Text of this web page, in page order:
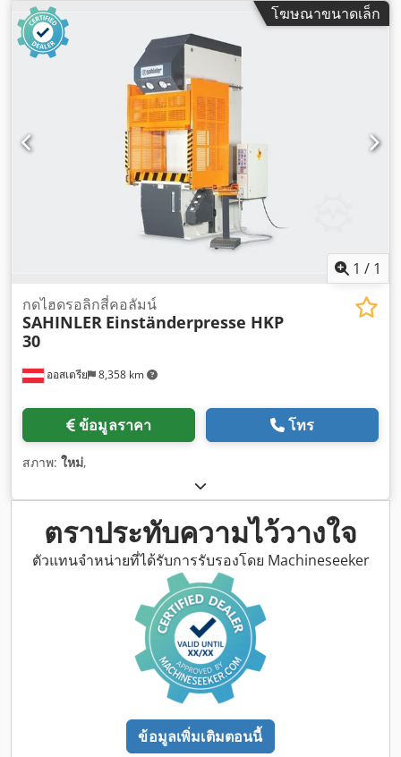
โฆษณาขนาดเล็ก
1 / 1
ออสเตรีย 8,358 km
กดไฮดรอลิกสี่คอลัมน์
SAHINLER Einständerpresse HKP
30
ข้อมูลราคา โทร
สภาพ: ใหม่,
ตราประทับความไว้วางใจ
ตัวแทนจำหน่ายที่ได้รับการรับรองโดย Machineseeker
ข้อมูลเพิ่มเติมตอนนี้